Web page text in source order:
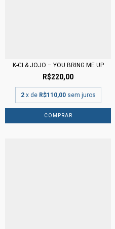
K-CI & JOJO – YOU BRING ME UP
R$220,00
2 x de R$110,00 sem juros